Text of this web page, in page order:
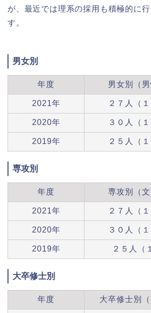
が、最近では理系の採用も積極的に
す。
男女別
年度 男女別（男
2021年 ２７人（
2020年 ３０人（
2019年 ２５人（
専攻別
年度 専攻別（文
2021年 ２７人（
2020年 ３０人（
2019年 ２５人（
大卒修士別
年度 大卒修士別（